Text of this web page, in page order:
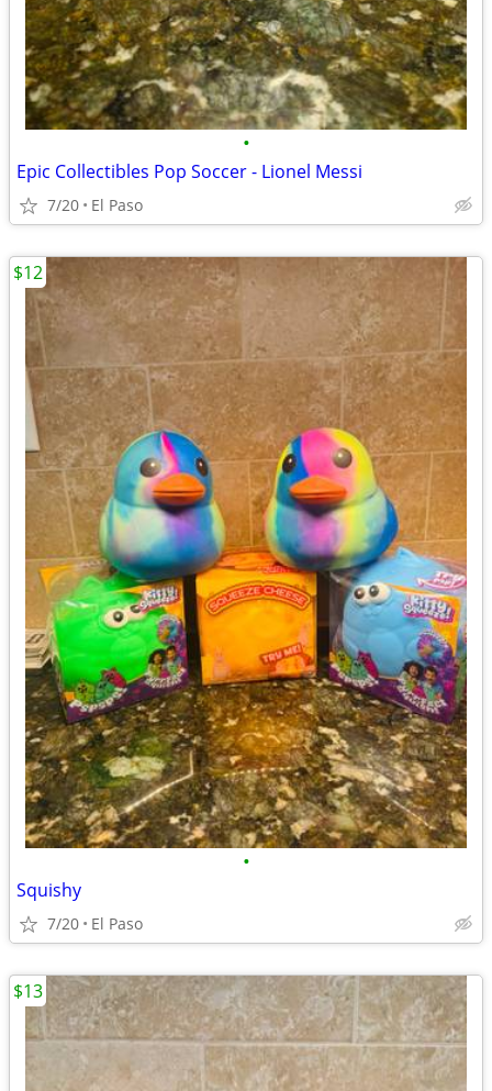
•
Epic Collectibles Pop Soccer - Lionel Messi
7/20 El Paso
•
Squishy
7/20 El Paso
$12
$13